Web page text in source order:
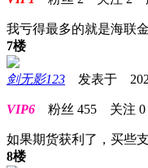
我亏得最多的就是海联
7楼
剑无影123 发表于
VIP6 粉丝 455 关注 0
如果期货获利了，买些支
8楼